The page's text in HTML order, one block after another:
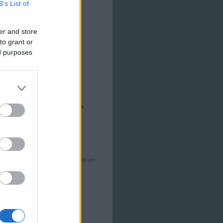
List of
and store
grant or
purposes
E-mail
dvdnewshu[kukac]gmail[pont]com